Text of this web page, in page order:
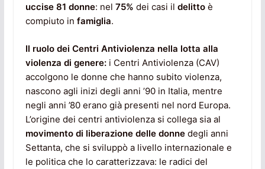
uccise 81 donne: nel 75% dei casi il delittoè
compiuto in famiglia.
Il ruolo dei Centri Antiviolenza nella lotta alla
violenza di genere:i Centri Antiviolenza (CAV)
accolgono le donne che hanno subito violenza,
nascono agli inizi degli anni ’90 in Italia, mentre
negli anni ’80 erano già presenti nel nord Europa.
L’origine dei centri antiviolenza si collega sia al
movimento di liberazione delle donnedegli anni
Settanta, che si sviluppò a livello internazionale e
le politica che lo caratterizzava: le radici del